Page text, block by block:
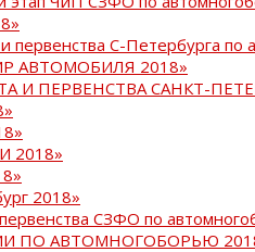
первенства С-Петербурга по
АВТОМОБИЛЯ 2018»
И ПЕРВЕНСТВА САНКТ-
2018»
2018»
СЗФО по
ПО АВТОМНОГОБОРЬЮ